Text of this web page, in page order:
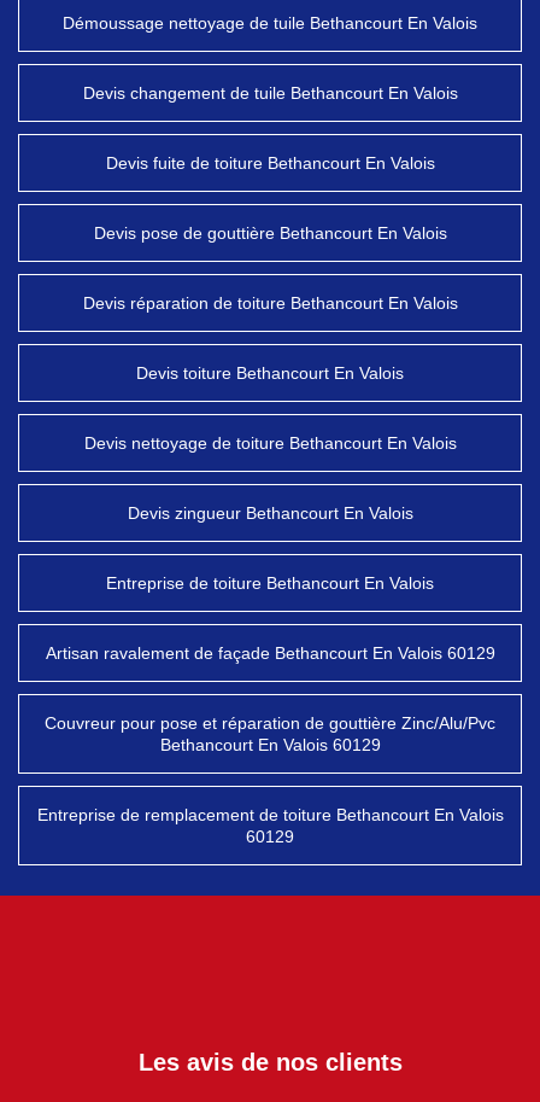
Démoussage nettoyage de tuile Bethancourt En Valois
Devis changement de tuile Bethancourt En Valois
Devis fuite de toiture Bethancourt En Valois
Devis pose de gouttière Bethancourt En Valois
Devis réparation de toiture Bethancourt En Valois
Devis toiture Bethancourt En Valois
Devis nettoyage de toiture Bethancourt En Valois
Devis zingueur Bethancourt En Valois
Entreprise de toiture Bethancourt En Valois
Artisan ravalement de façade Bethancourt En Valois 60129
Couvreur pour pose et réparation de gouttière Zinc/Alu/Pvc
Bethancourt En Valois 60129
Entreprise de remplacement de toiture Bethancourt En Valois
60129
Les avis de nos clients